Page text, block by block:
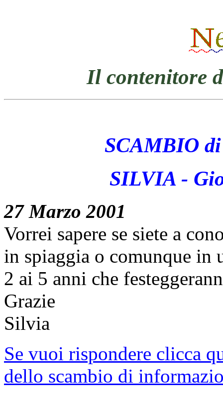
Il contenitore
SCAMBIO
SILVIA -
27 Marzo 2001
Vorrei sapere se siete a
in spiaggia o comunque in
2 ai 5 anni che
Grazie
Silvia
Se vuoi rispondere clicca
dello scambio di